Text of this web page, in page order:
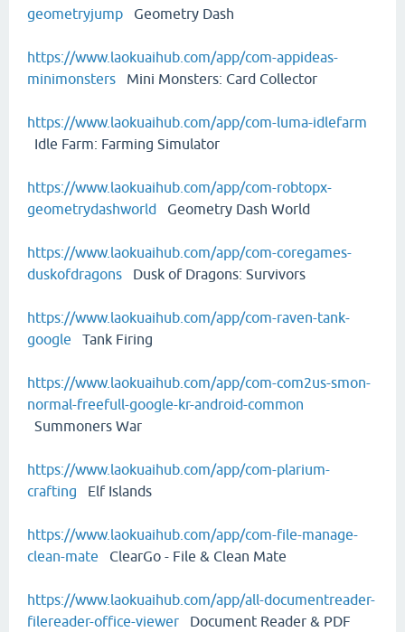
geometryjump Geometry Dash
https://www.laokuaihub.com/app/com-appideas-
minimonsters Mini Monsters: Card Collector
https://www.laokuaihub.com/app/com-luma-idlefarm
Idle Farm: Farming Simulator
https://www.laokuaihub.com/app/com-robtopx-
geometrydashworld Geometry Dash World
https://www.laokuaihub.com/app/com-coregames-
duskofdragons Dusk of Dragons: Survivors
https://www.laokuaihub.com/app/com-raven-tank-
google Tank Firing
https://www.laokuaihub.com/app/com-com2us-smon-
normal-freefull-google-kr-android-common
Summoners War
https://www.laokuaihub.com/app/com-plarium-
crafting Elf Islands
https://www.laokuaihub.com/app/com-file-manage-
clean-mate ClearGo - File & Clean Mate
https://www.laokuaihub.com/app/all-documentreader-
filereader-office-viewer Document Reader & PDF